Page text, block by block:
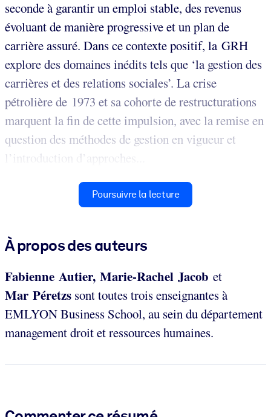
seconde à garantir un emploi stable, des revenus
évoluant de manière progressive et un plan de
carrière assuré. Dans ce contexte positif, la GRH
explore des domaines inédits tels que ‘la gestion des
carrières et des relations sociales’. La crise
pétrolière de 1973 et sa cohorte de restructurations
marquent la fin de cette impulsion, avec la remise en
question des méthodes de gestion en vigueur et
l’introduction d’approches...
Poursuivre la lecture
À propos des auteurs
Fabienne Autier, Marie-Rachel Jacob et
Mar Péretzs sont toutes trois enseignantes à
EMLYON Business School, au sein du département
management droit et ressources humaines.